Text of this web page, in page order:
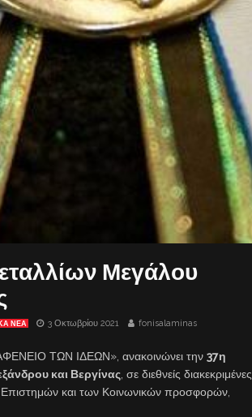
Μεγάλου
ΝΕΑ 3 Οκτωβρίου 2021 fonisalaminas
ΤΩΝ ΙΔΕΩΝ», ανακοινώνει την 37η
και Βεργίνας , σε διεθνείς διακεκριμένες
και των Κοινωνικών προσφορών,